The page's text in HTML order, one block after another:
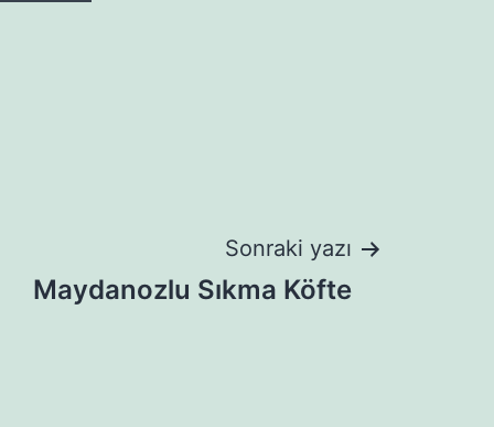
Sonraki yazı
Maydanozlu Sıkma Köfte